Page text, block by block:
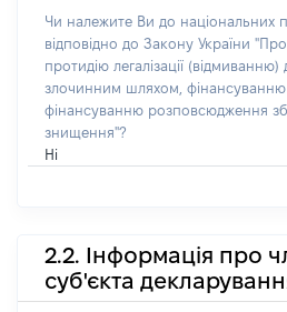
Чи належите Ви до національних
відповідно до Закону України
протидію легалізації
злочинним шляхом, фінансуванню
фінансуванню розповсюдження
знищення"?
Ні
2.2. Інформація про
суб'єкта